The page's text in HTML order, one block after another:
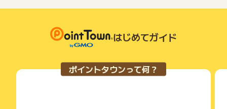
に下記項目をご記入の上お問い合わせください。
・お問い合わせ内容
・申込者氏名
い物を複数回ご利用された場合
て一度でも同サービス・お買い物を利用されたことがある場合
ご利用前には、Cookieの削除をおこなっていただくことを推奨
サービス・お買い物利用時にお電話など2つ以上の申し込み方
法がある場合、必ずサイト上のWEBフォームからお申し込みく
条件を達成しているかどうかは各広告主ではなく、代理店が行
っているため、広告主はポイントに関する詳細を把握しており
そのため、ポイントタウンのポイントに関するお問い合わせを
広告主様に直接行わないようお願いいたします。
はじめてガイド
ポイントタウンって何？